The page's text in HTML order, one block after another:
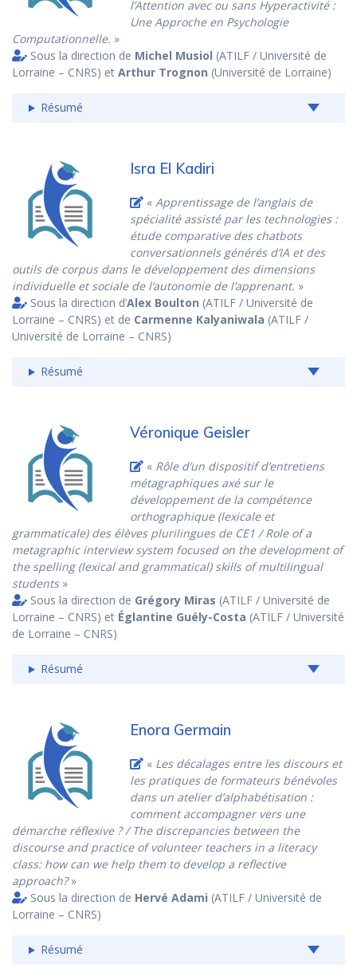
l’Attention avec ou sans Hyperactivité :
Une Approche en Psychologie
Computationnelle. »
Sous la direction de Michel Musiol (ATILF / Université de
Lorraine – CNRS) et Arthur Trognon (Université de Lorraine)
Résumé
Isra El Kadiri
« Apprentissage de l’anglais de
spécialité assisté par les technologies :
étude comparative des chatbots
conversationnels générés d’IA et des
outils de corpus dans le développement des dimensions
individuelle et sociale de l’autonomie de l’apprenant. »
Sous la direction d’Alex Boulton (ATILF / Université de
Lorraine – CNRS) et de Carmenne Kalyaniwala (ATILF /
Université de Lorraine – CNRS)
Résumé
Véronique Geisler
« Rôle d’un dispositif d’entretiens
métagraphiques axé sur le
développement de la compétence
orthographique (lexicale et
grammaticale) des élèves plurilingues de CE1 / Role of a
metagraphic interview system focused on the development of
the spelling (lexical and grammatical) skills of multilingual
students»
Sous la direction de Grégory Miras (ATILF / Université de
Lorraine – CNRS) et Églantine Guély-Costa (ATILF / Université
de Lorraine – CNRS)
Résumé
Enora Germain
« Les décalages entre les discours et
les pratiques de formateurs bénévoles
dans un atelier d’alphabétisation :
comment accompagner vers une
démarche réflexive ? / The discrepancies between the
discourse and practice of volunteer teachers in a literacy
class: how can we help them to develop a reflective
approach?»
Sous la direction de Hervé Adami (ATILF / Université de
Lorraine – CNRS)
Résumé